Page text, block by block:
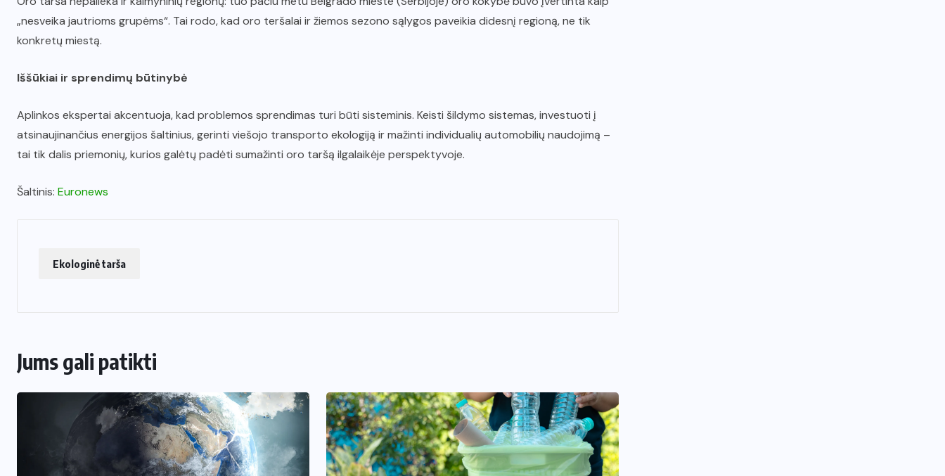
„nesveika jautrioms grupėms“. Tai rodo, kad oro teršalai ir žiemos sezono sąlygos paveikia didesnį regioną, ne tik
konkretų miestą.
Iššūkiai ir sprendimų būtinybė
Aplinkos ekspertai akcentuoja, kad problemos sprendimas turi būti sisteminis. Keisti šildymo sistemas, investuoti į
atsinaujinančius energijos šaltinius, gerinti viešojo transporto ekologiją ir mažinti individualių automobilių naudojimą –
tai tik dalis priemonių, kurios galėtų padėti sumažinti oro taršą ilgalaikėje perspektyvoje.
Šaltinis: Euronews
Ekologinė tarša
Jums gali patikti